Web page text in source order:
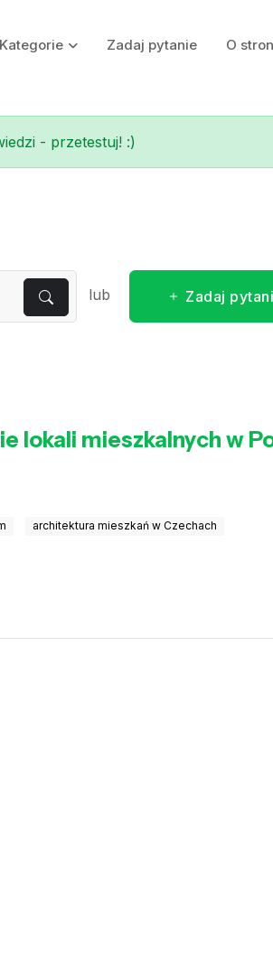
Kategorie Zadaj pytanie O
- przetestuj! :)
lub Zadaj
lokali mieszkalnych w
architektura mieszkań w Czechach